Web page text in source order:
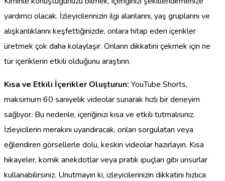
yardımcı olacak. İzleyicilerinizin ilgi alanlarını, yaş gruplarını ve
alışkanlıklarını keşfettiğinizde, onlara hitap eden içerikler
üretmek çok daha kolaylaşır. Onların dikkatini çekmek için ne
tür içeriklerin etkili olduğunu araştırın.
Kısa ve Etkili İçerikler Oluşturun: YouTube Shorts,
maksimum 60 saniyelik videolar sunarak hızlı bir deneyim
sağlıyor. Bu nedenle, içeriğinizi kısa ve etkili tutmalısınız.
İzleyicilerin merakını uyandıracak, onları sorgulatan veya
eğlendiren görsellerle dolu, keskin videolar hazırlayın. Kısa
hikayeler, komik anekdotlar veya pratik ipuçları gibi unsurlar
kullanabilirsiniz. Unutmayın ki, izleyicilerinizin dikkatini hızlıca